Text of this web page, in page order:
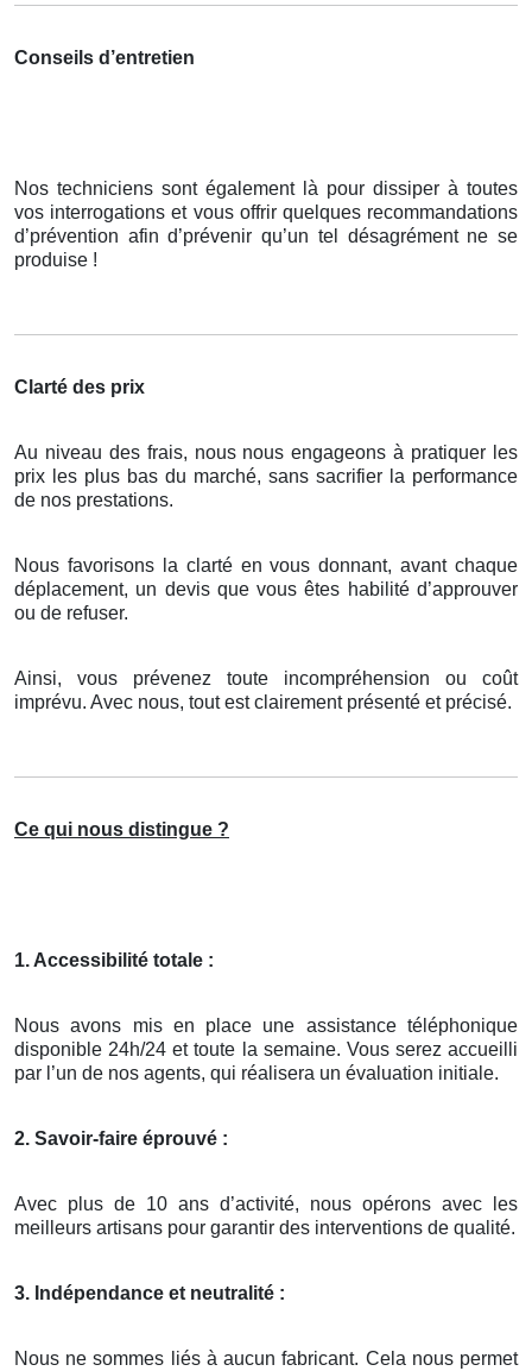
Conseils d’entretien
Nos techniciens sont également là pour dissiper à toutes
vos interrogations et vous offrir quelques recommandations
d’prévention afin d’prévenir qu’un tel désagrément ne se
produise !
Clarté des prix
Au niveau des frais, nous nous engageons à pratiquer les
prix les plus bas du marché, sans sacrifier la performance
de nos prestations.
Nous favorisons la clarté en vous donnant, avant chaque
déplacement, un devis que vous êtes habilité d’approuver
ou de refuser.
Ainsi, vous prévenez toute incompréhension ou coût
imprévu. Avec nous, tout est clairement présenté et précisé.
Ce qui nous distingue ?
1. Accessibilité totale :
Nous avons mis en place une assistance téléphonique
disponible 24h/24 et toute la semaine. Vous serez accueilli
par l’un de nos agents, qui réalisera un évaluation initiale.
2. Savoir-faire éprouvé :
Avec plus de 10 ans d’activité, nous opérons avec les
meilleurs artisans pour garantir des interventions de qualité.
3. Indépendance et neutralité :
Nous ne sommes liés à aucun fabricant. Cela nous permet